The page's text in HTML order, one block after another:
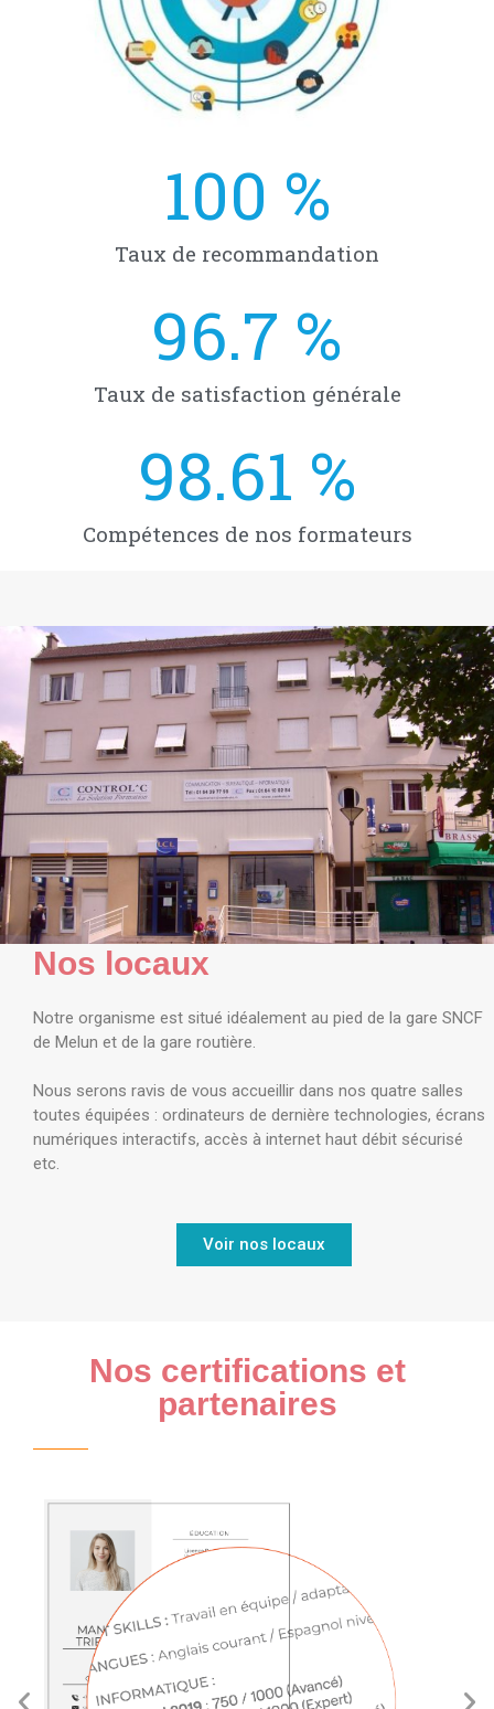
Taux de recommandation
100 %
Taux de satisfaction générale
96.7 %
Compétences de nos formateurs
98.61 %
Nos locaux
Notre organisme est situé idéalement au pied de la gare SNCF
de Melun et de la gare routière.
Nous serons ravis de vous accueillir dans nos quatre salles
toutes équipées : ordinateurs de dernière technologies, écrans
numériques interactifs, accès à internet haut débit sécurisé
etc.
Voir nos locaux
Nos certifications et
partenaires